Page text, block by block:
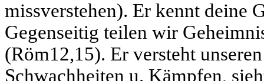
missverstehen). Er kennt deine
Gegenseitig teilen wir
(Röm12,15). Er versteht
Schwachheiten u. Kämpfen,